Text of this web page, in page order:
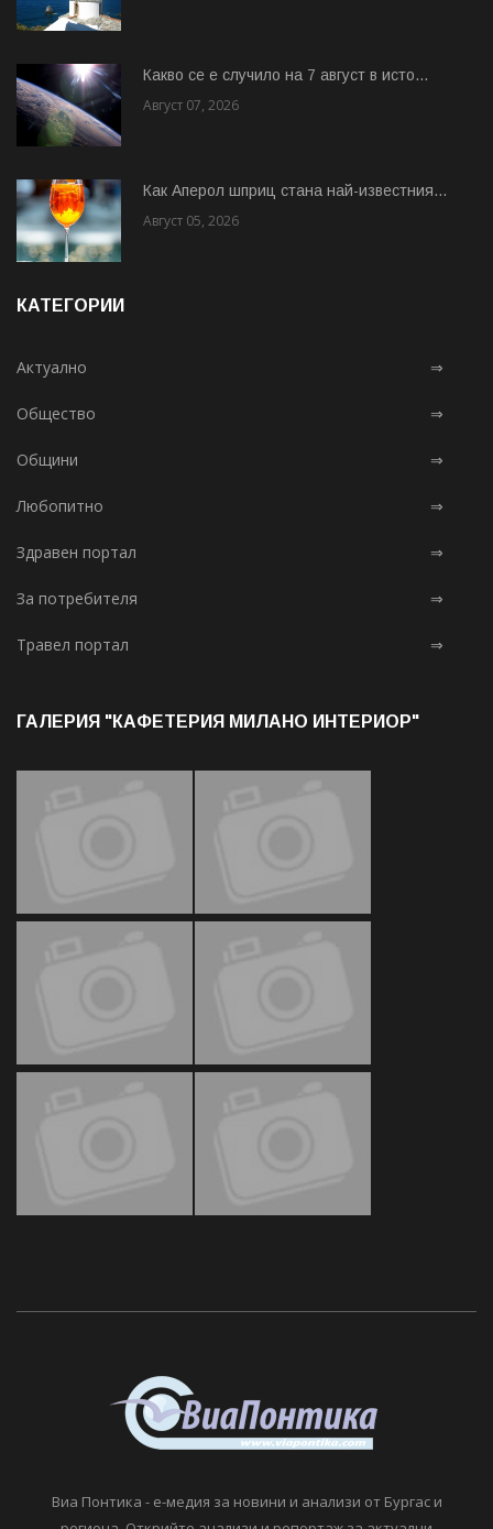
Какво се е случило на 7 август в исто...
Август 07, 2026
Как Аперол шприц стана най-известния...
Август 05, 2026
КАТЕГОРИИ
Актуално ⇒
Общество ⇒
Общини ⇒
Любопитно ⇒
Здравен портал ⇒
За потребителя ⇒
Травел портал ⇒
ГАЛЕРИЯ "КАФЕТЕРИЯ МИЛАНО ИНТЕРИОР"
Виа Понтика - е-медия за новини и анализи от Бургас и